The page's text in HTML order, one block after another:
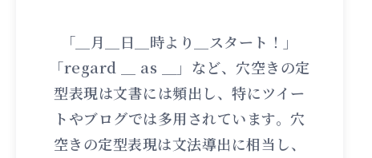
「＿月＿日＿時より＿スタート！」
「regard ＿ as ＿」など、穴空きの定
型表現は文書には頻出し、特にツイー
トやブログでは多用されています。穴
空きの定型表現は文法導出に相当し、